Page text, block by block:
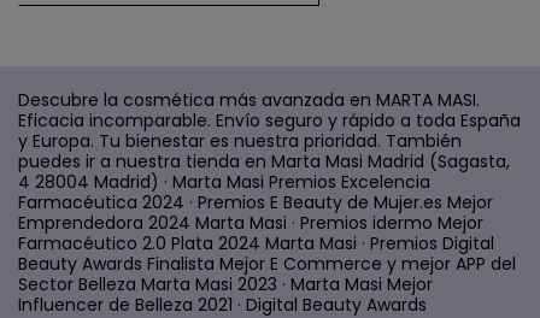
Descubre la cosmética más avanzada en MARTA MASI.
Eficacia incomparable. Envío seguro y rápido a toda España
y Europa. Tu bienestar es nuestra prioridad. También
puedes ir a nuestra tienda en Marta Masi Madrid (Sagasta,
4 28004 Madrid) · Marta Masi Premios Excelencia
Farmacéutica 2024 · Premios E Beauty de Mujer.es Mejor
Emprendedora 2024 Marta Masi · Premios idermo Mejor
Farmacéutico 2.0 Plata 2024 Marta Masi · Premios Digital
Beauty Awards Finalista Mejor E Commerce y mejor APP del
Sector Belleza Marta Masi 2023 · Marta Masi Mejor
Influencer de Belleza 2021 · Digital Beauty Awards